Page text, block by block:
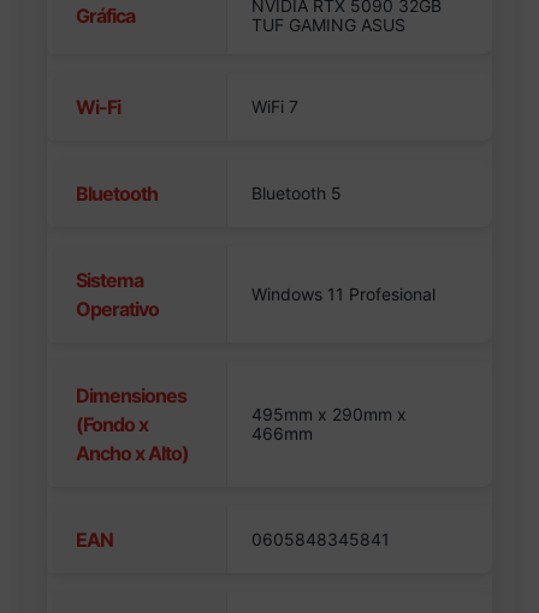
Gráfica
NVIDIA RTX 5090 32GB
TUF GAMING ASUS
Wi-Fi WiFi 7
Bluetooth Bluetooth 5
Sistema
Operativo
Windows 11 Profesional
Dimensiones
(Fondo x
Ancho x Alto)
495mm x 290mm x
466mm
EAN 0605848345841